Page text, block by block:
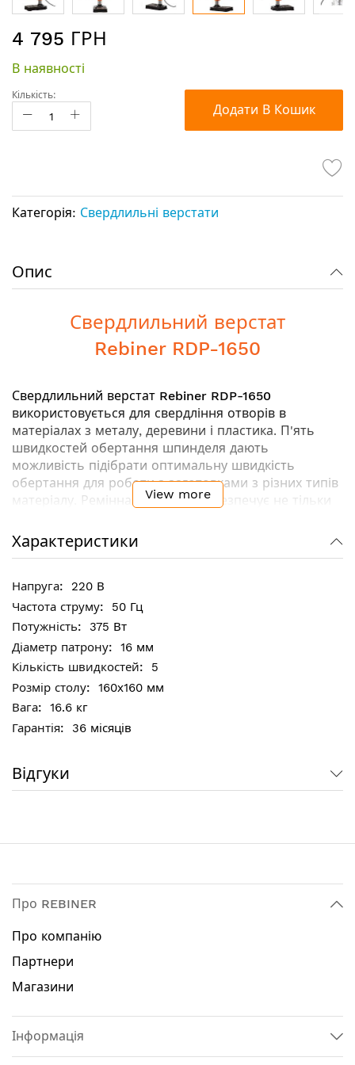
до
галереї
зображень
4 795 ГРН
В наявності
Кількість:
Додати В Кошик
Категорія: Свердлильні верстати
Опис
Свердлильний верстат
Rebiner RDP-1650
Свердлильний верстат Rebiner RDP-1650
використовується для свердління отворів в
матеріалах з металу, деревини і пластика. П'ять
швидкостей обертання шпинделя дають
можливість підібрати оптимальну швидкість
обертання для роботи з заготовками з різних типів
матеріалу. Ремінна передача забезпечує не тільки
свердлильного верстату
дозволяють розмістити його на столі або верстаті.
в побуті, на дачах, в приватних будинках, а також в
невеликих майстерень.
Ключові особливості:
Підтримка постійної кількості обертів під
навантаженням
Підвищений захист двигуна від пилу і дрібної
стружки
Ремінна передача захищає двигун від
Діаметр патрона: 16 мм
Діаметр свердління: 1.5 - 16 мм
Кількість швидкостей: 5
Кількість обертів на 1 швидкості: 580 об / хв
Кількість обертів на 3 швидкості: 1430 об / хв
Кількість обертів на 4 швидкості: 1950 об / хв
View more
Характеристики
220 В
50 Гц
375 Вт
16 мм
5
160х160 мм
16.6 кг
36 місяців
Відгуки
Про REBINER
Про компанію
Партнери
Магазини
Інформація